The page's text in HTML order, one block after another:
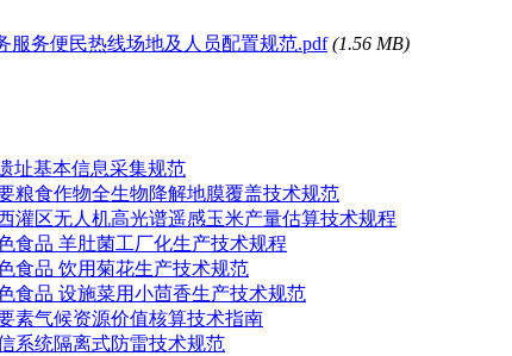
服务便民热线场地及人员配置规范.pdf (1.56 MB)
址基本信息采集规范
粮食作物全生物降解地膜覆盖技术规范
灌区无人机高光谱遥感玉米产量估算技术规程
食品 羊肚菌工厂化生产技术规程
食品 饮用菊花生产技术规范
食品 设施菜用小茴香生产技术规范
素气候资源价值核算技术指南
系统隔离式防雷技术规范